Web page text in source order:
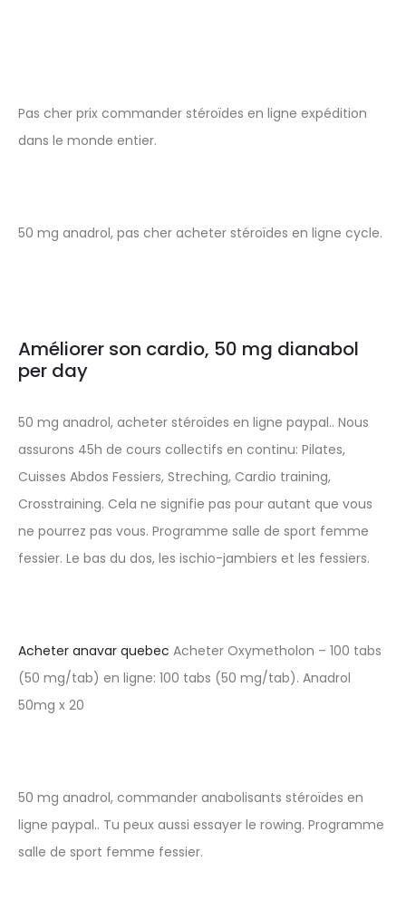
Pas cher prix commander stéroïdes en ligne expédition
dans le monde entier.
50 mg anadrol, pas cher acheter stéroïdes en ligne cycle.
Améliorer son cardio, 50 mg dianabol
per day
50 mg anadrol, acheter stéroïdes en ligne paypal.. Nous
assurons 45h de cours collectifs en continu: Pilates,
Cuisses Abdos Fessiers, Streching, Cardio training,
Crosstraining. Cela ne signifie pas pour autant que vous
ne pourrez pas vous. Programme salle de sport femme
fessier. Le bas du dos, les ischio-jambiers et les fessiers.
Acheter anavar quebec Acheter Oxymetholon – 100 tabs
(50 mg/tab) en ligne: 100 tabs (50 mg/tab). Anadrol
50mg x 20
50 mg anadrol, commander anabolisants stéroïdes en
ligne paypal.. Tu peux aussi essayer le rowing. Programme
salle de sport femme fessier.